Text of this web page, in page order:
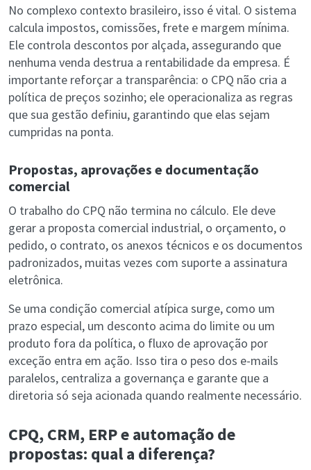
No complexo contexto brasileiro, isso é vital. O sistema
calcula impostos, comissões, frete e margem mínima.
Ele controla descontos por alçada, assegurando que
nenhuma venda destrua a rentabilidade da empresa. É
importante reforçar a transparência: o CPQ não cria a
política de preços sozinho; ele operacionaliza as regras
que sua gestão definiu, garantindo que elas sejam
cumpridas na ponta.
Propostas, aprovações e documentação
comercial
O trabalho do CPQ não termina no cálculo. Ele deve
gerar a proposta comercial industrial, o orçamento, o
pedido, o contrato, os anexos técnicos e os documentos
padronizados, muitas vezes com suporte a assinatura
eletrônica.
Se uma condição comercial atípica surge, como um
prazo especial, um desconto acima do limite ou um
produto fora da política, o fluxo de aprovação por
exceção entra em ação. Isso tira o peso dos e-mails
paralelos, centraliza a governança e garante que a
diretoria só seja acionada quando realmente necessário.
CPQ, CRM, ERP e automação de
propostas: qual a diferença?